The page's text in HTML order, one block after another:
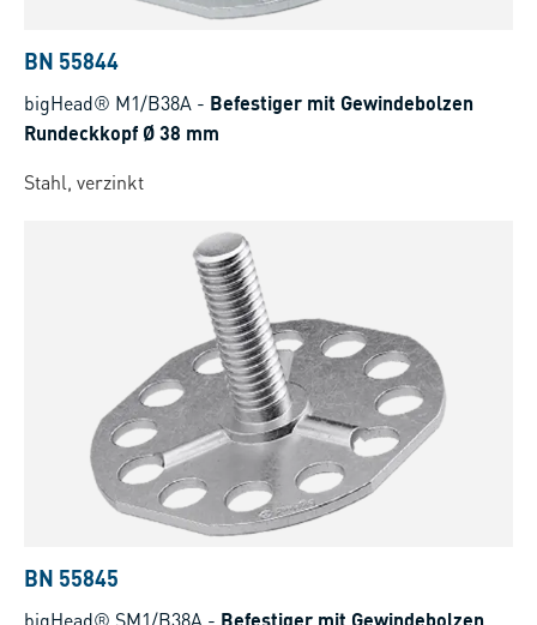
BN 55844
bigHead® M1/B38A - Befestiger mit Gewindebolzen
Rundeckkopf Ø 38 mm
Stahl, verzinkt
BN 55845
bigHead® SM1/B38A - Befestiger mit Gewindebolzen